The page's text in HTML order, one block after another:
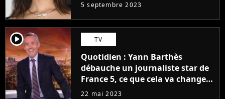
5 septembre 2023
player2 TV
Quotidien : Yann Barthès
débauche un journaliste star de
France 5, ce que cela va changer
à la rentrée
22 mai 2023